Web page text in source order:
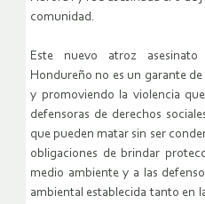
comunidad.
Este nuevo atroz
Hondureño no es un garante
y promoviendo la violencia
defensoras de derechos
que pueden matar sin ser
obligaciones de brindar
medio ambiente y a las
ambiental establecida tanto en